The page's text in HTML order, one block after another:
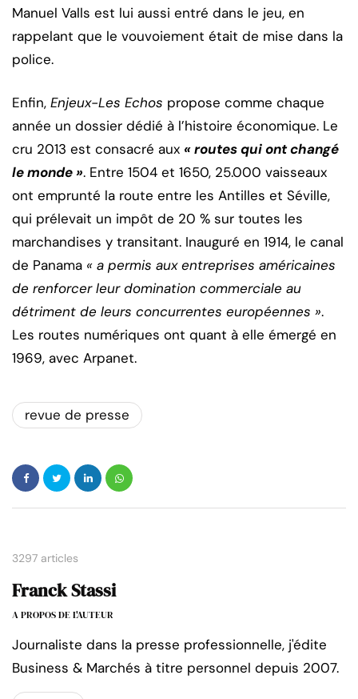
Manuel Valls est lui aussi entré dans le jeu, en
rappelant que le vouvoiement était de mise dans la
police.
Enfin, Enjeux-Les Echos propose comme chaque
année un dossier dédié à l’histoire économique. Le
cru 2013 est consacré aux « routes qui ont changé
le monde ». Entre 1504 et 1650, 25.000 vaisseaux
ont emprunté la route entre les Antilles et Séville,
qui prélevait un impôt de 20 % sur toutes les
marchandises y transitant. Inauguré en 1914, le canal
de Panama « a permis aux entreprises américaines
de renforcer leur domination commerciale au
détriment de leurs concurrentes européennes ».
Les routes numériques ont quant à elle émergé en
1969, avec Arpanet.
revue de presse
3297 articles
Franck Stassi
A PROPOS DE L'AUTEUR
Journaliste dans la presse professionnelle, j'édite
Business & Marchés à titre personnel depuis 2007.